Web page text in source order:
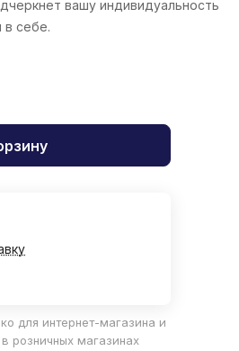
вашу индивидуальность
в себе.
для интернет-магазина и
розничных магазинах